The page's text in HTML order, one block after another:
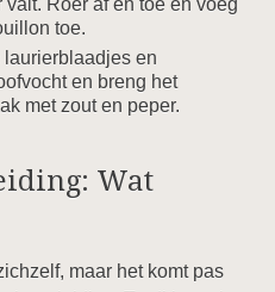
Roer af en toe en voeg
toe.
en
en breng het
met zout en peper.
Wat
maar het komt pas